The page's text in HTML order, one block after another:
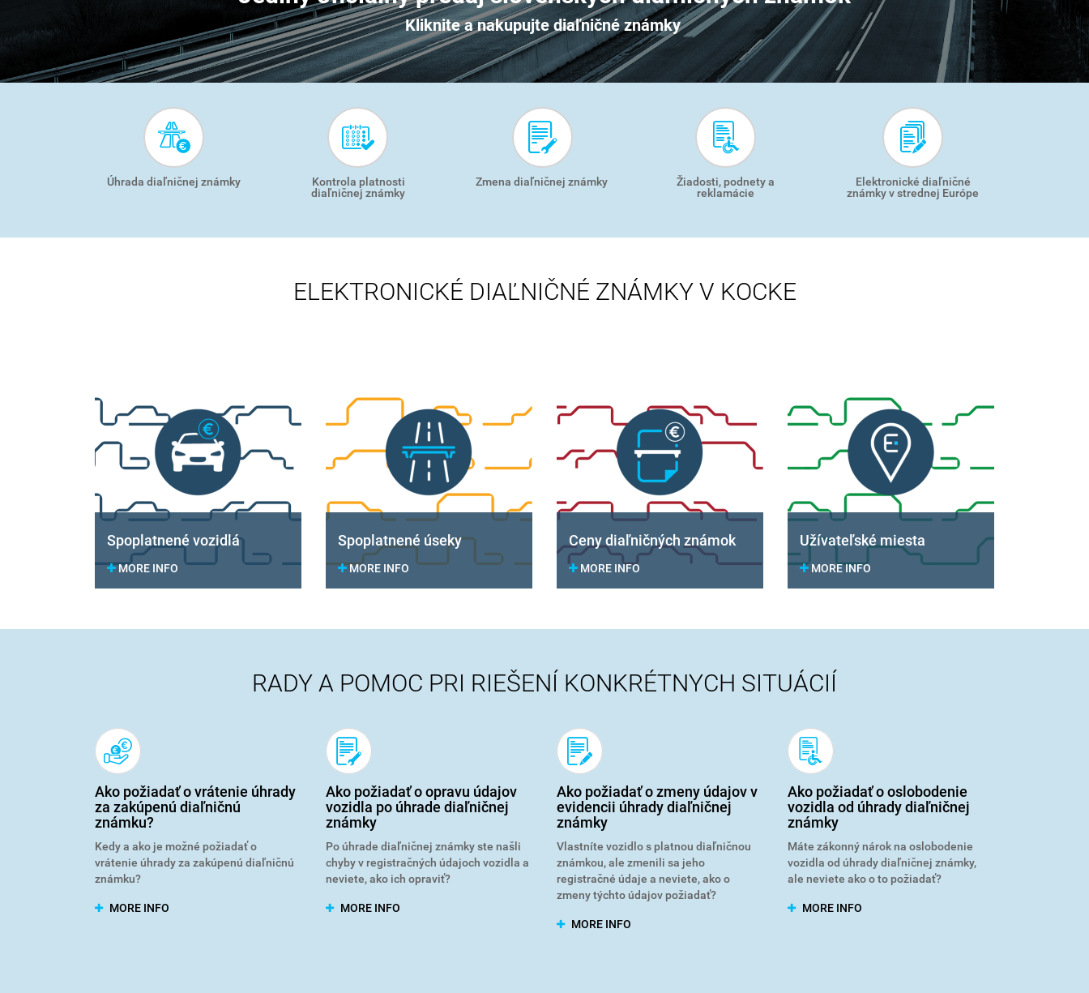
Kliknite a nakupujte diaľničné známky
SMART
MENU
Úhrada diaľničnej známky
Kontrola platnosti
diaľničnej známky
Zmena diaľničnej známky
Žiadosti, podnety a
reklamácie
Elektronické diaľničné
známky v strednej Európe
ELEKTRONICKÉ DIAĽNIČNÉ ZNÁMKY V KOCKE
Spoplatnené vozidlá
MORE INFO
Spoplatnené úseky
MORE INFO
Ceny diaľničných známok
MORE INFO
Užívateľské miesta
MORE INFO
RADY A POMOC PRI RIEŠENÍ KONKRÉTNYCH SITUÁCIÍ
Ako požiadať o vrátenie úhrady
za zakúpenú diaľničnú
známku?
Kedy a ako je možné požiadať o
vrátenie úhrady za zakúpenú diaľničnú
známku?
MORE INFO
Ako požiadať o opravu údajov
vozidla po úhrade diaľničnej
známky
Po úhrade diaľničnej známky ste našli
chyby v registračných údajoch vozidla a
neviete, ako ich opraviť?
MORE INFO
Ako požiadať o zmeny údajov v
evidencii úhrady diaľničnej
známky
Vlastníte vozidlo s platnou diaľničnou
známkou, ale zmenili sa jeho
registračné údaje a neviete, ako o
zmeny týchto údajov požiadať?
MORE INFO
Ako požiadať o oslobodenie
vozidla od úhrady diaľničnej
známky
Máte zákonný nárok na oslobodenie
vozidla od úhrady diaľničnej známky,
ale neviete ako o to požiadať?
MORE INFO